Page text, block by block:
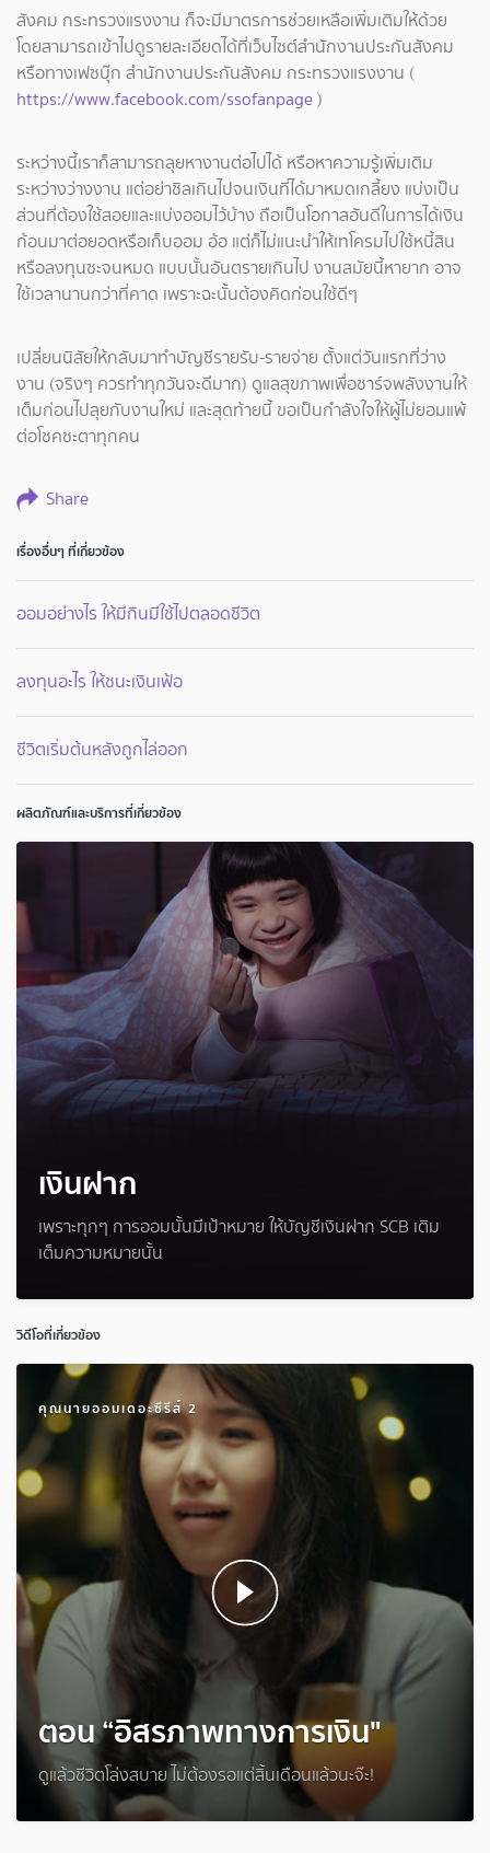
สังคม กระทรวงแรงงาน ก็จะมีมาตรการช่วยเหลือเพิ่มเติมให้ด้วย
โดยสามารถเข้าไปดูรายละเอียดได้ที่เว็บไซต์สำนักงานประกันสังคม
หรือทางเฟซบุ๊ก สำนักงานประกันสังคม กระทรวงแรงงาน (
https://www.facebook.com/ssofanpage)
ระหว่างนี้เราก็สามารถลุยหางานต่อไปได้ หรือหาความรู้เพิ่มเติม
ระหว่างว่างงาน แต่อย่าชิลเกินไปจนเงินที่ได้มาหมดเกลี้ยง แบ่งเป็น
ส่วนที่ต้องใช้สอยและแบ่งออมไว้บ้าง ถือเป็นโอกาสอันดีในการได้เงิน
ก้อนมาต่อยอดหรือเก็บออม อ้อ แต่ก็ไม่แนะนำให้เทโครมไปใช้หนี้สิน
หรือลงทุนซะจนหมด แบบนั้นอันตรายเกินไป งานสมัยนี้หายาก อาจ
ใช้เวลานานกว่าที่คาด เพราะฉะนั้นต้องคิดก่อนใช้ดีๆ
เปลี่ยนนิสัยให้กลับมาทำบัญชีรายรับ-รายจ่าย ตั้งแต่วันแรกที่ว่าง
งาน (จริงๆ ควรทำทุกวันจะดีมาก) ดูแลสุขภาพเพื่อชาร์จพลังงานให้
เต็มก่อนไปลุยกับงานใหม่ และสุดท้ายนี้ ขอเป็นกำลังใจให้ผู้ไม่ยอมแพ้
ต่อโชคชะตาทุกคน
Share
เรื่องอื่นๆ ที่เกี่ยวข้อง
ออมอย่างไร ให้มีกินมีใช้ไปตลอดชีวิต
ลงทุนอะไร ให้ชนะเงินเฟ้อ
ชีวิตเริ่มต้นหลังถูกไล่ออก
ผลิตภัณฑ์และบริการที่เกี่ยวข้อง
เงินฝาก
เพราะทุกๆ การออมนั้นมีเป้าหมาย ให้บัญชีเงินฝาก SCB เติม
เต็มความหมายนั้น
วิดีโอที่เกี่ยวข้อง
คุณนายออมเดอะซีรีส์ 2
ตอน “อิสรภาพทางการเงิน"
ดูแล้วชีวิตโล่งสบาย ไม่ต้องรอแต่สิ้นเดือนแล้วนะจ๊ะ!